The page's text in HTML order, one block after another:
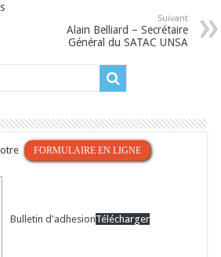
Suivant
Alain Belliard – Secrétaire
Général du SATAC UNSA
FORMULAIRE EN LIGNE
Bulletin d'adhesionTélécharger